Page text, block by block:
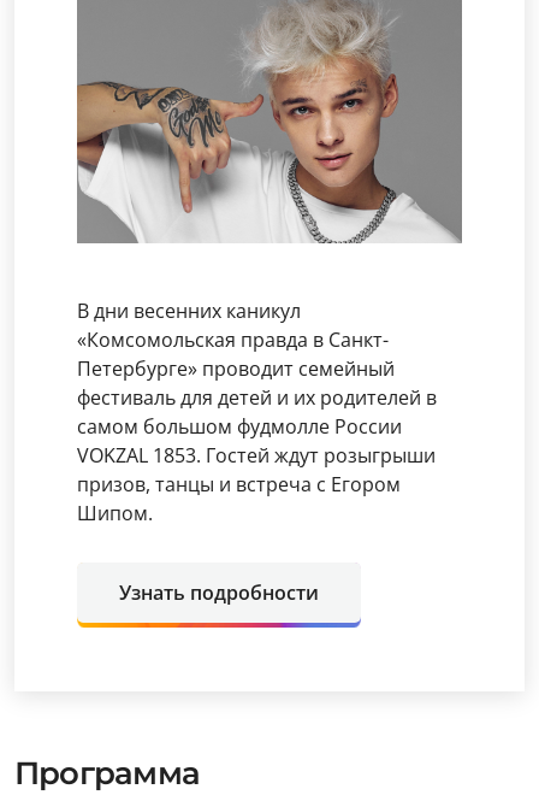
В дни весенних каникул
«Комсомольская правда в Санкт-
Петербурге» проводит семейный
фестиваль для детей и их родителей в
самом большом фудмолле России
VOKZAL 1853. Гостей ждут розыгрыши
призов, танцы и встреча с Егором
Шипом.
Узнать подробности
Программа